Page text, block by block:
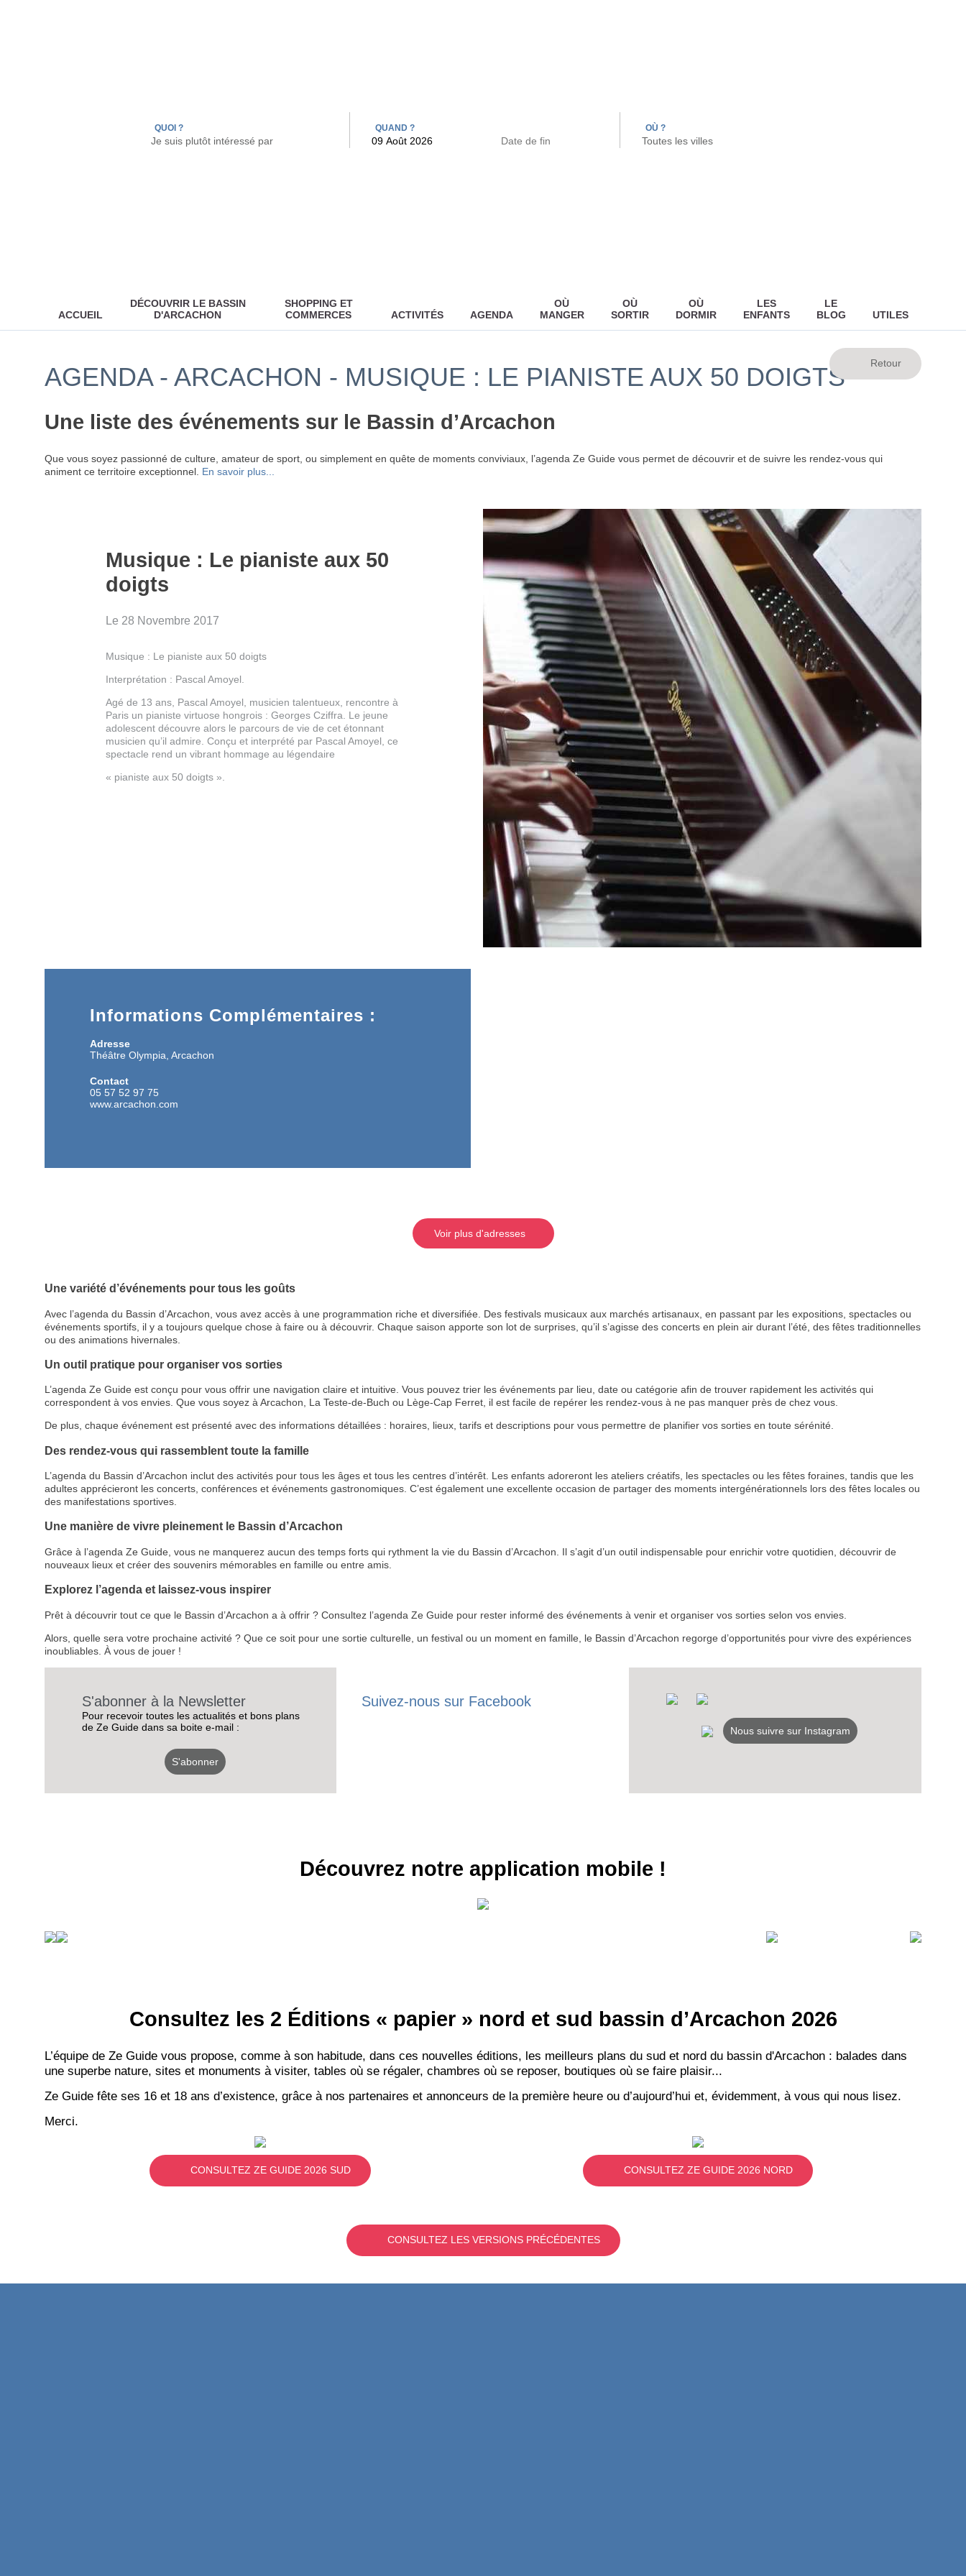
RECEVEZ
LES
INSCRIPTION NEWSLETTER
QUOI ? QUAND ? OÙ ?
ACCUEIL
DÉCOUVRIR LE BASSIN
D'ARCACHON
SHOPPING ET
COMMERCES
ACTIVITÉS AGENDA
OÙ
MANGER
OÙ
SORTIR
OÙ
DORMIR
LES
ENFANTS
LE
BLOG
UTILES
AGENDA - ARCACHON - MUSIQUE : LE PIANISTE AUX 50 DOIGTS
Une liste des événements sur le Bassin d’Arcachon
Que vous soyez passionné de culture, amateur de sport, ou simplement en quête de moments conviviaux, l’agenda Ze Guide vous permet de découvrir et de suivre les rendez-vous qui
animent ce territoire exceptionnel. En savoir plus...
Musique : Le pianiste aux 50
doigts
Le 28 Novembre 2017
Musique : Le pianiste aux 50 doigts
Interprétation : Pascal Amoyel.
Agé de 13 ans, Pascal Amoyel, musicien talentueux, rencontre à
Paris un pianiste virtuose hongrois : Georges Cziffra. Le jeune
adolescent découvre alors le parcours de vie de cet étonnant
musicien qu’il admire. Conçu et interprété par Pascal Amoyel, ce
spectacle rend un vibrant hommage au légendaire
« pianiste aux 50 doigts ».
Informations Complémentaires :
Adresse
Théâtre Olympia, Arcachon
Contact
05 57 52 97 75
www.arcachon.com
Voir plus d'adresses
Une variété d’événements pour tous les goûts
Avec l’agenda du Bassin d’Arcachon, vous avez accès à une programmation riche et diversifiée. Des festivals musicaux aux marchés artisanaux, en passant par les expositions, spectacles ou
événements sportifs, il y a toujours quelque chose à faire ou à découvrir. Chaque saison apporte son lot de surprises, qu’il s’agisse des concerts en plein air durant l’été, des fêtes traditionnelles
ou des animations hivernales.
Un outil pratique pour organiser vos sorties
L’agenda Ze Guide est conçu pour vous offrir une navigation claire et intuitive. Vous pouvez trier les événements par lieu, date ou catégorie afin de trouver rapidement les activités qui
correspondent à vos envies. Que vous soyez à Arcachon, La Teste-de-Buch ou Lège-Cap Ferret, il est facile de repérer les rendez-vous à ne pas manquer près de chez vous.
De plus, chaque événement est présenté avec des informations détaillées : horaires, lieux, tarifs et descriptions pour vous permettre de planifier vos sorties en toute sérénité.
Des rendez-vous qui rassemblent toute la famille
L’agenda du Bassin d’Arcachon inclut des activités pour tous les âges et tous les centres d’intérêt. Les enfants adoreront les ateliers créatifs, les spectacles ou les fêtes foraines, tandis que les
adultes apprécieront les concerts, conférences et événements gastronomiques. C’est également une excellente occasion de partager des moments intergénérationnels lors des fêtes locales ou
des manifestations sportives.
Une manière de vivre pleinement le Bassin d’Arcachon
Grâce à l’agenda Ze Guide, vous ne manquerez aucun des temps forts qui rythment la vie du Bassin d’Arcachon. Il s’agit d’un outil indispensable pour enrichir votre quotidien, découvrir de
nouveaux lieux et créer des souvenirs mémorables en famille ou entre amis.
Explorez l’agenda et laissez-vous inspirer
Prêt à découvrir tout ce que le Bassin d’Arcachon a à offrir ? Consultez l’agenda Ze Guide pour rester informé des événements à venir et organiser vos sorties selon vos envies.
Alors, quelle sera votre prochaine activité ? Que ce soit pour une sortie culturelle, un festival ou un moment en famille, le Bassin d’Arcachon regorge d’opportunités pour vivre des expériences
inoubliables. À vous de jouer !
S'abonner à la Newsletter
Pour recevoir toutes les actualités et bons plans
de Ze Guide dans sa boite e-mail :
S'abonner
Suivez-nous sur Facebook
Nous suivre sur Instagram
Découvrez notre application mobile !
Consultez les 2 Éditions « papier » nord et sud bassin d’Arcachon 2026
L’équipe de Ze Guide vous propose, comme à son habitude, dans ces nouvelles éditions, les meilleurs plans du sud et nord du bassin d'Arcachon : balades dans
une superbe nature, sites et monuments à visiter, tables où se régaler, chambres où se reposer, boutiques où se faire plaisir...
Ze Guide fête ses 16 et 18 ans d’existence, grâce à nos partenaires et annonceurs de la première heure ou d’aujourd’hui et, évidemment, à vous qui nous lisez.
Merci.
CONSULTEZ ZE GUIDE 2026 SUD CONSULTEZ ZE GUIDE 2026 NORD
CONSULTEZ LES VERSIONS PRÉCÉDENTES